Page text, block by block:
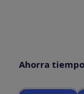
Ahorra